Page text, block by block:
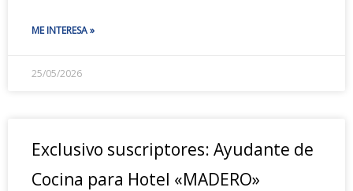
ME INTERESA »
25/05/2026
Exclusivo suscriptores: Ayudante de
Cocina para Hotel «MADERO»